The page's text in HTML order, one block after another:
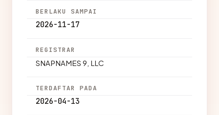
BERLAKU SAMPAI
2026-11-17
REGISTRAR
SNAPNAMES 9, LLC
TERDAFTAR PADA
2026-04-13